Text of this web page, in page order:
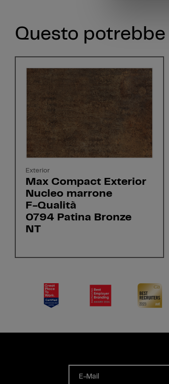
Questo
Exterior
Max Compact Exterior
Nucleo marrone
F-Qualità
0794 Patina Bronze
NT
E-Mail